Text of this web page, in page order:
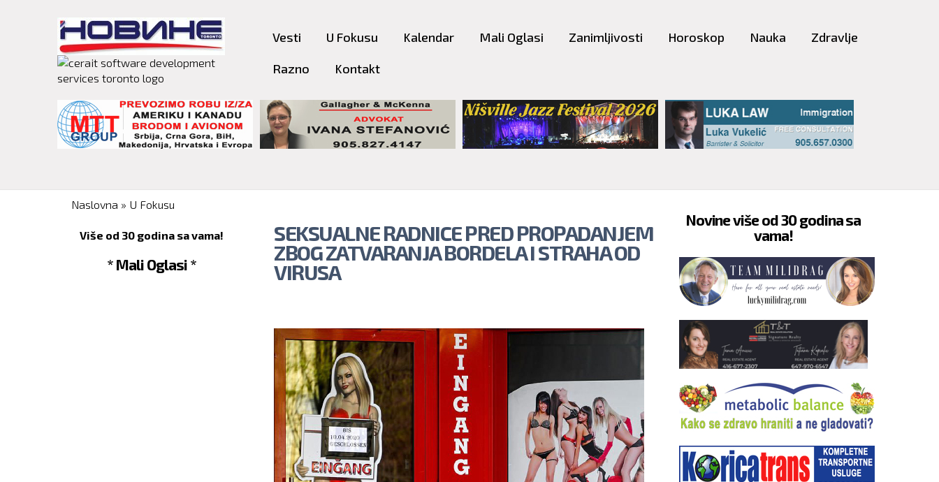
content
Vesti U Fokusu Kalendar Mali Oglasi Zanimljivosti Horoskop Nauka Zdravlje
Razno Kontakt
You are here
Naslovna » U Fokusu
Više od 30 godina sa vama!
* Mali Oglasi *
SEKSUALNE RADNICE PRED PROPADANJEM
ZBOG ZATVARANJA BORDELA I STRAHA OD
VIRUSA
Novine više od 30 godina sa
vama!